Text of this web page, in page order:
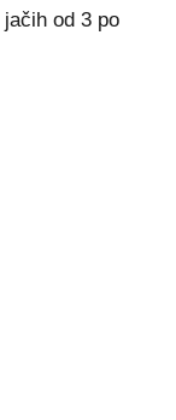
od 3 po